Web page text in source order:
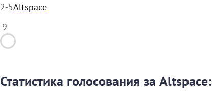
2-5Altspace
9
Статистика голосования за Altspace: